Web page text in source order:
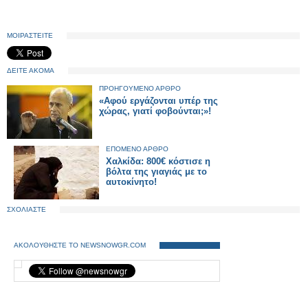
ΜΟΙΡΑΣΤΕΙΤΕ
ΔΕΙΤΕ ΑΚΟΜΑ
ΠΡΟΗΓΟΥΜΕΝΟ ΑΡΘΡΟ
«Αφού εργάζονται υπέρ της
χώρας, γιατί φοβούνται;»!
ΕΠΟΜΕΝΟ ΑΡΘΡΟ
Χαλκίδα: 800€ κόστισε η
βόλτα της γιαγιάς με το
αυτοκίνητο!
ΣΧΟΛΙΑΣΤΕ
ΑΚΟΛΟΥΘΗΣΤΕ ΤΟ NEWSNOWGR.COM